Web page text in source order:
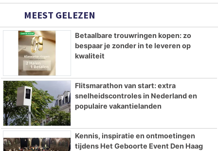
MEEST GELEZEN
Betaalbare trouwringen kopen: zo
bespaar je zonder in te leveren op
kwaliteit
Flitsmarathon van start: extra
snelheidscontroles in Nederland en
populaire vakantielanden
Kennis, inspiratie en ontmoetingen
tijdens Het Geboorte Event Den Haag